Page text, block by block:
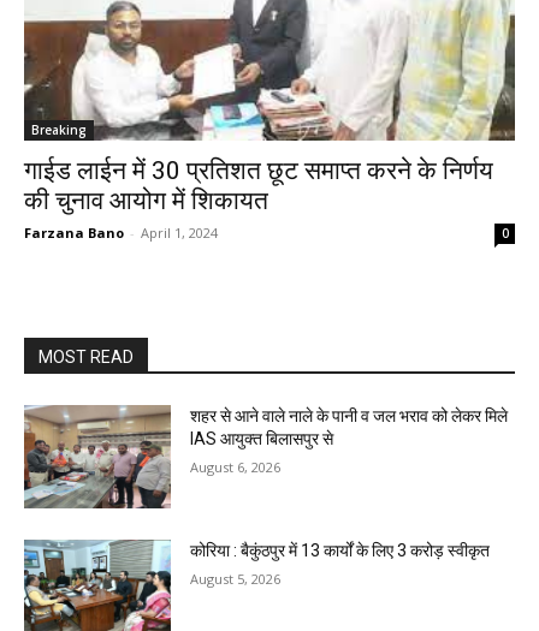
Breaking
गाईड लाईन में 30 प्रतिशत छूट समाप्त करने के निर्णय
की चुनाव आयोग में शिकायत
Farzana Bano - April 1, 2024 0
MOST READ
शहर से आने वाले नाले के पानी व जल भराव को लेकर मिले
IAS आयुक्त बिलासपुर से
August 6, 2026
कोरिया : बैकुंठपुर में 13 कार्यों के लिए 3 करोड़ स्वीकृत
August 5, 2026